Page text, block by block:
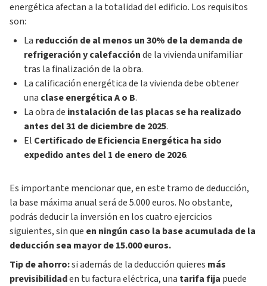
energética afectan a la totalidad del edificio. Los requisitos
son:
La reducción de al menos un 30% de la demanda de
refrigeración y calefacciónde la vivienda unifamiliar
tras la finalización de la obra.
La calificación energética de la vivienda debe obtener
una clase energética A o B.
La obra de instalación de las placas se ha realizado
antes del 31 de diciembre de 2025.
El Certificado de Eficiencia Energética ha sido
expedido antes del 1 de enero de 2026.
Es importante mencionar que, en este tramo de deducción,
la base máxima anual será de 5.000 euros. No obstante,
podrás deducir la inversión en los cuatro ejercicios
siguientes, sin que en ningún caso la base acumulada de la
deducción sea mayor de 15.000 euros.
Tip de ahorro:si además de la deducción quieres más
previsibilidaden tu factura eléctrica, una tarifa fija puede